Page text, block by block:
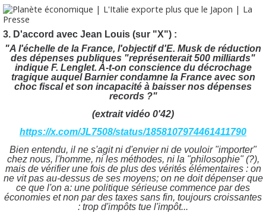
3. D'accord avec Jean Louis (sur "X") :
"A l'échelle de la France, l'objectif d'E. Musk de réduction
des dépenses publiques "représenterait 500 milliards"
indique F. Lenglet. A-t-on conscience du décrochage
tragique auquel Barnier condamne la France avec son
choc fiscal et son incapacité à baisser nos dépenses
records ?"
(extrait vidéo 0'42)
https://x.com/JL7508/status/1858107974461411790
Bien entendu, il ne s'agit ni d'envier ni de vouloir "importer"
chez nous, l'homme, ni les méthodes, ni la "philosophie" (?),
mais de vérifier une fois de plus des vérités élémentaires : on
ne vit pas au-dessus de ses moyens; on ne doit dépenser que
ce que l'on a: une politique sérieuse commence par des
économies et non par des taxes sans fin, toujours croissantes
: trop d'impôts tue l'impôt...